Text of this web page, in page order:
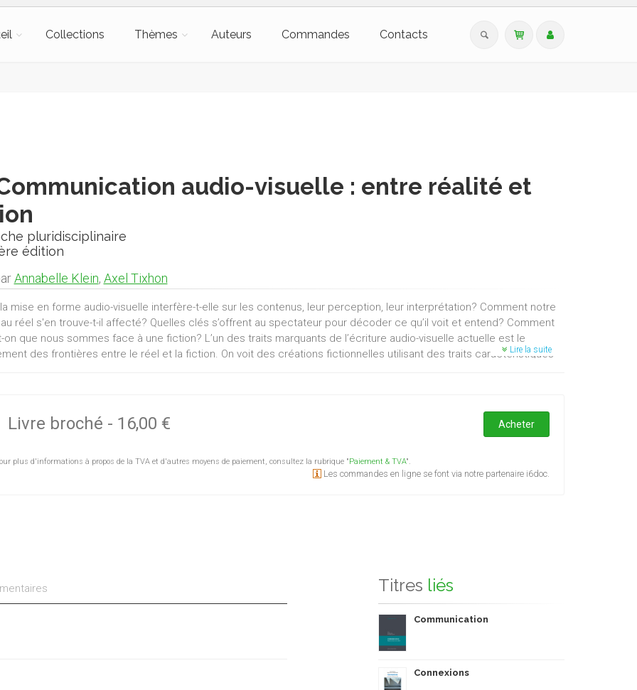
Collections Thèmes Auteurs Commandes Contacts
audio-visuelle : entre réalité et
pluridisciplinaire
édition
Annabelle Klein, Axel Tixhon
mise en forme audio-visuelle interfère-t-elle sur les contenus, leur perception, leur interprétation? Comment notre
réel s'en trouve-t-il affecté? Quelles clés s’offrent au spectateur pour décoder ce qu’il voit et entend? Comment
on que nous sommes face à une fiction? L’un des traits marquants de l’écriture audio-visuelle actuelle est le
des frontières entre le réel et la fiction. On voit des créations fictionnelles utilisant des traits caractéristiques
favorisant la réflexion critique sur l’évolution de l’audio-visuel et l’acquisition de nouveaux outils de
Cet ouvrage d’éducation aux médias s’adresse aux enseignants, aux étudiants ou à toute personne qui
– Annabelle Klein - Emmanuel Murhula - Bénédicte Rochet - Anne Roekens - Sarah Sepulchre - Jonathan
Lire la suite
Livre broché - 16,00 € Acheter
plus d'informations à propos de la TVA et d'autres moyens de paiement, consultez la rubrique "Paiement & TVA".
Les commandes en ligne se font via notre partenaire i6doc.
Titres liés
Communication
Connexions